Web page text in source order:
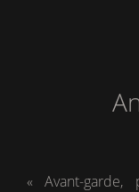
« Avant-garde,